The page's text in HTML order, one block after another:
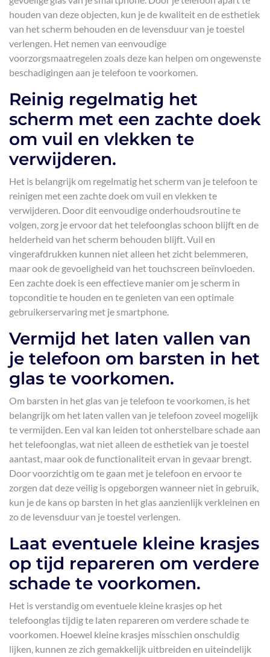
houden van deze objecten, kun je de kwaliteit en de esthetiek
van het scherm behouden en de levensduur van je toestel
verlengen. Het nemen van eenvoudige
voorzorgsmaatregelen zoals deze kan helpen om ongewenste
beschadigingen aan je telefoon te voorkomen.
Reinig regelmatig het
scherm met een zachte doek
om vuil en vlekken te
verwijderen.
Het is belangrijk om regelmatig het scherm van je telefoon te
reinigen met een zachte doek om vuil en vlekken te
verwijderen. Door dit eenvoudige onderhoudsroutine te
volgen, zorg je ervoor dat het telefoonglas schoon blijft en de
helderheid van het scherm behouden blijft. Vuil en
vingerafdrukken kunnen niet alleen het zicht belemmeren,
maar ook de gevoeligheid van het touchscreen beïnvloeden.
Een zachte doek is een effectieve manier om je scherm in
topconditie te houden en te genieten van een optimale
gebruikerservaring met je smartphone.
Vermijd het laten vallen van
je telefoon om barsten in het
glas te voorkomen.
Om barsten in het glas van je telefoon te voorkomen, is het
belangrijk om het laten vallen van je telefoon zoveel mogelijk
te vermijden. Een val kan leiden tot onherstelbare schade aan
het telefoonglas, wat niet alleen de esthetiek van je toestel
aantast, maar ook de functionaliteit ervan in gevaar brengt.
Door voorzichtig om te gaan met je telefoon en ervoor te
zorgen dat deze veilig is opgeborgen wanneer niet in gebruik,
kun je de kans op barsten in het glas aanzienlijk verkleinen en
zo de levensduur van je toestel verlengen.
Laat eventuele kleine krasjes
op tijd repareren om verdere
schade te voorkomen.
Het is verstandig om eventuele kleine krasjes op het
telefoonglas tijdig te laten repareren om verdere schade te
voorkomen. Hoewel kleine krasjes misschien onschuldig
lijken, kunnen ze zich gemakkelijk uitbreiden en uiteindelijk